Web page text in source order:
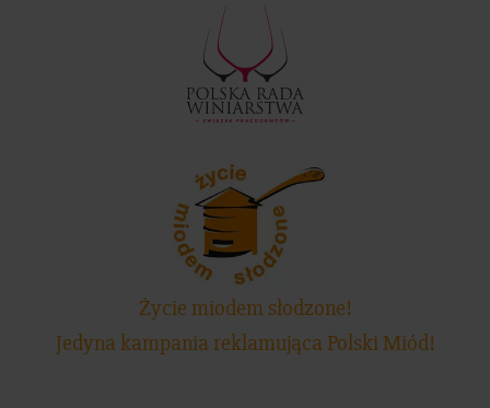
Życie miodem słodzone!
Jedyna kampania reklamująca Polski Miód!